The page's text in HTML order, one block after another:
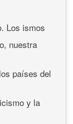
Los ismos
nuestra
países del
y la